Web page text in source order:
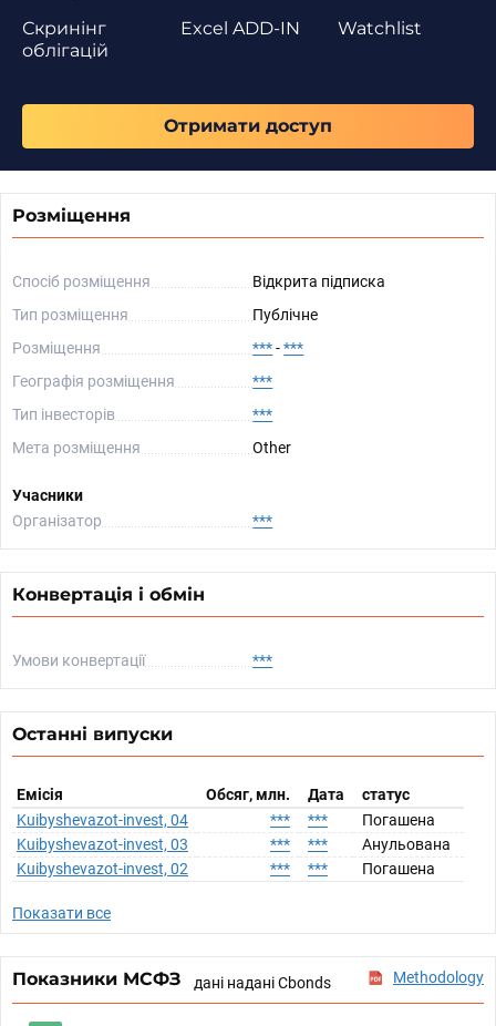
Скринінг
облігацій
Watchlist
Excel ADD-IN
Отримати доступ
Розміщення
Спосіб розміщення
Відкрита підписка
Тип розміщення
Публічне
Розміщення
***-***
Географія розміщення
***
Тип інвесторів
***
Мета розміщення
Other
Учасники
Організатор
***
Конвертація і обмін
Умови конвертації ***
Останні випуски
Емісія Обсяг, млн. Дата
статус
Kuibyshevazot-invest, 04
*** ***
Погашена
Kuibyshevazot-invest, 03
*** ***
Анульована
Kuibyshevazot-invest, 02
*** *** Погашена
Показати все
Показники МСФЗ дані надані Cbonds Methodology